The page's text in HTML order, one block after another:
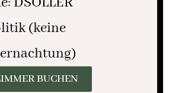
(keine
BUCHEN